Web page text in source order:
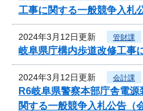
工事に関する一般競争入札
2024年3月12日更新 管財課
岐阜県庁構内歩道改修工事
2024年3月12日更新 会計課
R6岐阜県警察本部庁舎電
関する一般競争入札公告（